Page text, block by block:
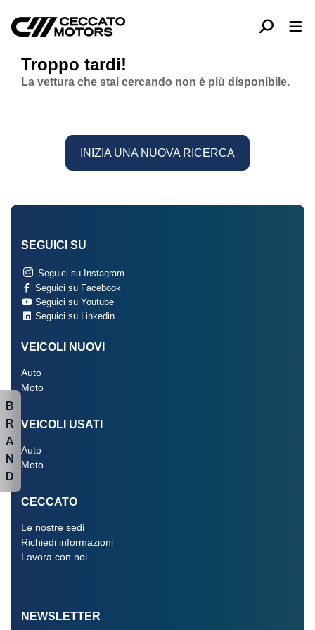
Troppo tardi!
La vettura che stai cercando non è più disponibile.
INIZIA UNA NUOVA RICERCA
SEGUICI SU
Seguici su Instagram
Seguici su Facebook
Seguici su Youtube
Seguici su Linkedin
VEICOLI NUOVI
Auto
Moto
VEICOLI USATI
Auto
Moto
CECCATO
Le nostre sedi
Richiedi informazioni
Lavora con noi
NEWSLETTER
B
R
A
N
D